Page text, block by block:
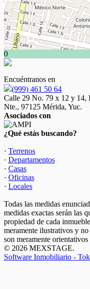
0
Encuéntranos en
(999) 461 50 64
Calle 29 No. 79 x 12 y 14,
Nte., 97125 Mérida, Yuc.
Asociados con
¿Qué estás buscando?
· Terrenos
· Departamentos
· Casas
· Oficinas
· Locales
Todas las medidas
medidas exactas serán las
propiedad de cada
meramente ilustrativos y
son meramente
© 2026 MEXSTAGE.
Software Inmobiliario -